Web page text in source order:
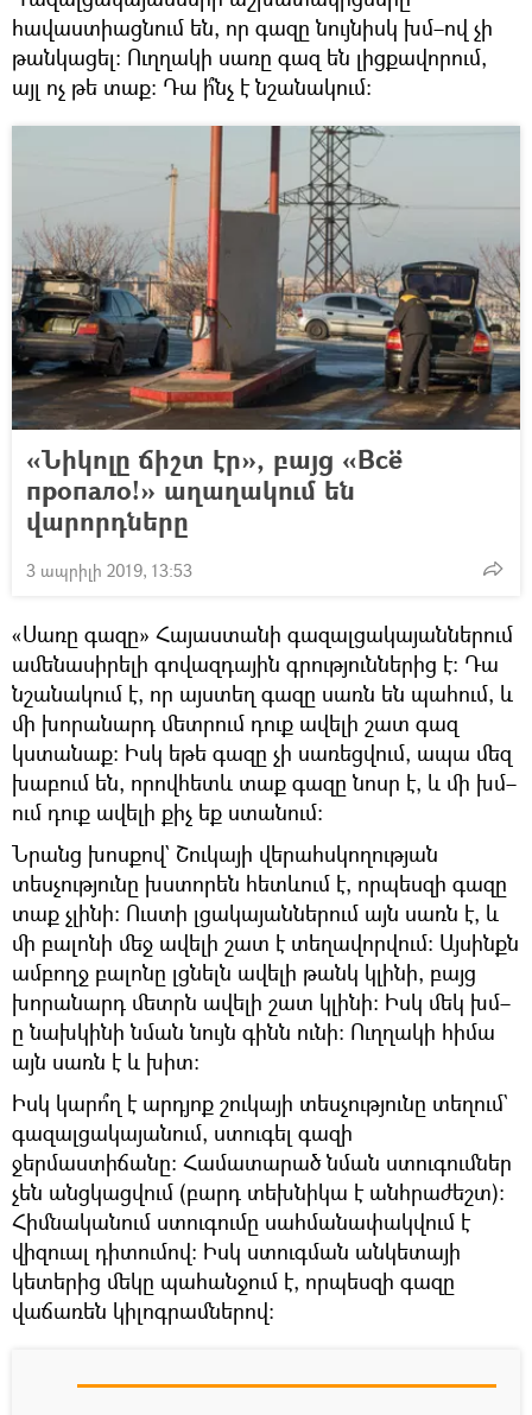
հավաստիացնում են, որ գազը նույնիսկ խմ–ով չի
թանկացել։ Ուղղակի սառը գազ են լիցքավորում,
այլ ոչ թե տաք։ Դա ի՞նչ է նշանակում։
«Նիկոլը ճիշտ էր», բայց «Всё
пропало!» աղաղակում են
վարորդները
3 ապրիլի 2019, 13:53
«Սառը գազը» Հայաստանի գազալցակայաններում
ամենասիրելի գովազդային գրություններից է։ Դա
նշանակում է, որ այստեղ գազը սառն են պահում, և
մի խորանարդ մետրում դուք ավելի շատ գազ
կստանաք։ Իսկ եթե գազը չի սառեցվում, ապա մեզ
խաբում են, որովհետև տաք գազը նոսր է, և մի խմ–
ում դուք ավելի քիչ եք ստանում։
Նրանց խոսքով` Շուկայի վերահսկողության
տեսչությունը խստորեն հետևում է, որպեսզի գազը
տաք չլինի։ Ուստի լցակայաններում այն սառն է, և
մի բալոնի մեջ ավելի շատ է տեղավորվում։ Այսինքն
ամբողջ բալոնը լցնելն ավելի թանկ կլինի, բայց
խորանարդ մետրն ավելի շատ կլինի։ Իսկ մեկ խմ–
ը նախկինի նման նույն գինն ունի։ Ուղղակի հիմա
այն սառն է և խիտ։
Իսկ կարո՞ղ է արդյոք շուկայի տեսչությունը տեղում`
գազալցակայանում, ստուգել գազի
ջերմաստիճանը։ Համատարած նման ստուգումներ
չեն անցկացվում (բարդ տեխնիկա է անհրաժեշտ)։
Հիմնականում ստուգումը սահմանափակվում է
վիզուալ դիտումով։ Իսկ ստուգման անկետայի
կետերից մեկը պահանջում է, որպեսզի գազը
վաճառեն կիլոգրամներով։